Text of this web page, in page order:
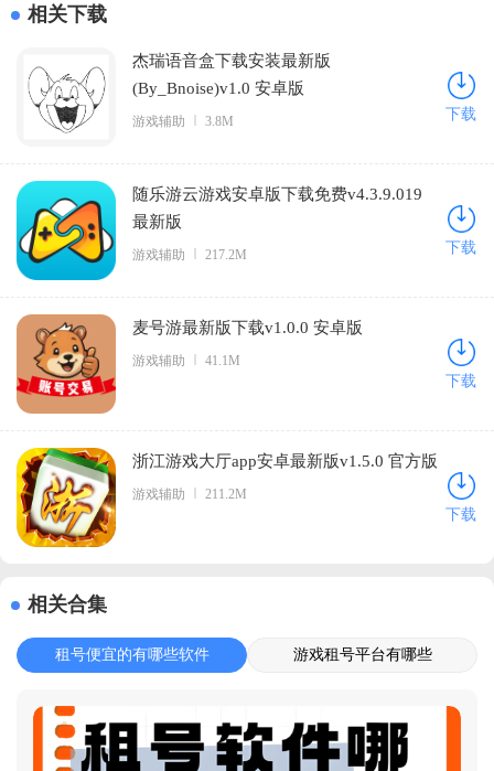
相关下载
杰瑞语音盒下载安装最新版
(By_Bnoise)v1.0 安卓版
游戏辅助 3.8M 下载
随乐游云游戏安卓版下载免费v4.3.9.019
最新版
游戏辅助 217.2M 下载
麦号游最新版下载v1.0.0 安卓版
游戏辅助 41.1M
下载
浙江游戏大厅app安卓最新版v1.5.0 官方版
游戏辅助 211.2M
下载
相关合集
租号便宜的有哪些软件 游戏租号平台有哪些